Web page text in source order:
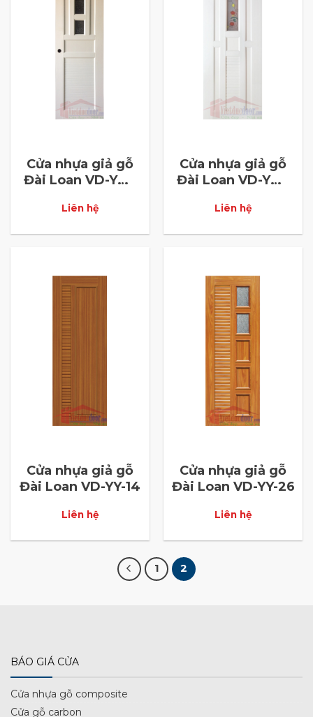
Cửa nhựa giả gỗ
Đài Loan VD-YW-
Liên hệ
Cửa nhựa giả gỗ
Đài Loan VD-YW-
Liên hệ
Cửa nhựa giả gỗ
Đài Loan VD-YY-14
Liên hệ
Cửa nhựa giả gỗ
Đài Loan VD-YY-26
Liên hệ
1 2
BÁO GIÁ CỬA
Cửa nhựa gỗ composite
Cửa gỗ carbon